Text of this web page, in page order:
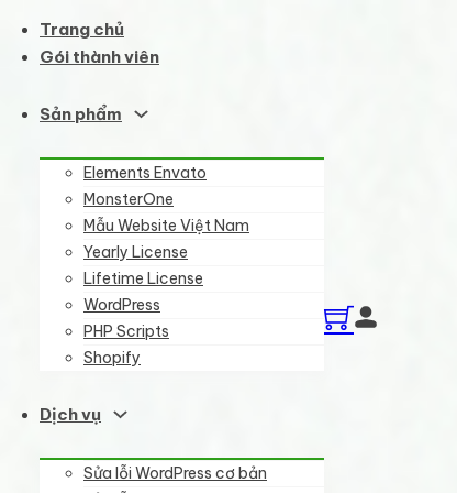
Trang chủ
Gói thành viên
Sản phẩm
Elements Envato
MonsterOne
Mẫu Website Việt Nam
Yearly License
Lifetime License
WordPress
PHP Scripts
Shopify
Dịch vụ
Sửa lỗi WordPress cơ bản